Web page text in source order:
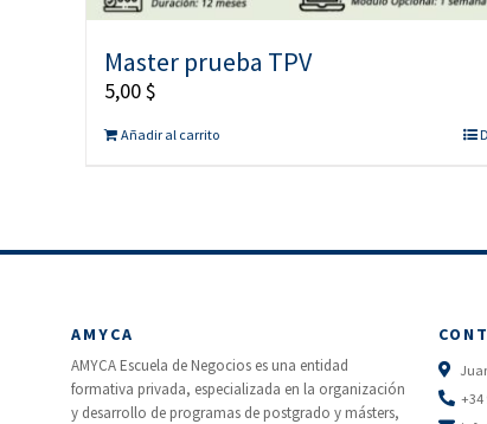
Master prueba TPV
5,00$
Añadir al carrito
AMYCA
AMYCA Escuela de Negocios es una entidad
formativa privada, especializada en la organización
y desarrollo de programas de postgrado y másters,
+34